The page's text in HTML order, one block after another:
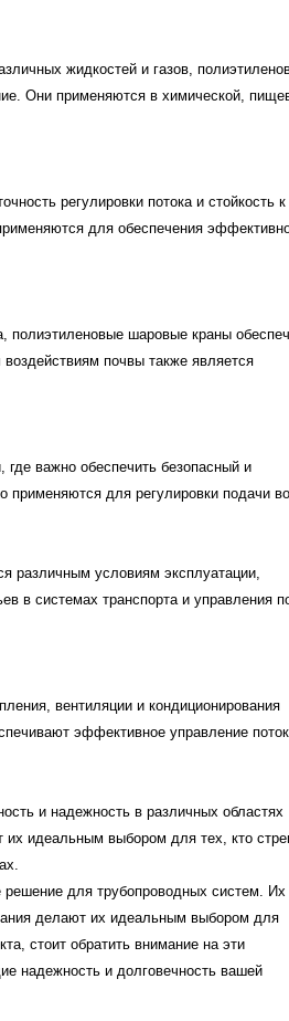
жидкостей и газов,
Они применяются в химической,
регулировки потока и стойкость к
для обеспечения
полиэтиленовые шаровые краны
почвы также является
важно обеспечить безопасный и
для регулировки подачи
различным условиям эксплуатации,
в системах транспорта и управления
вентиляции и кондиционирования
эффективное управление
и надежность в различных областях
их идеальным выбором для тех, кто
для трубопроводных систем. Их
делают их идеальным выбором для
стоит обратить внимание на эти
надежность и долговечность вашей